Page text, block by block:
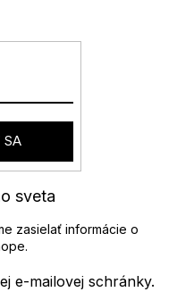
e-mailovej schránky.
sveta
zasielať informácie o
SA